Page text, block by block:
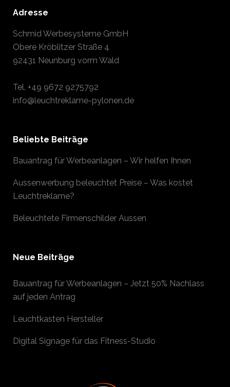
Adresse
Schmid Werbesysteme GmbH
Obere Kröblitzer Straße 4
92431 Neunburg vorm Wald
Tel. +49 9672 9275792
info@leuchtreklame-pylonen.de
Beliebte Beiträge
Bauantrag für Werbeanlagen – Wir helfen Ihnen
Aussenwerbung beleuchtet Preise – Was kostet
Leuchtreklame?
Beleuchtete Firmenschilder Aussen
Neue Beiträge
Bauantrag für Werbeanlagen – Jetzt 50% Nachlass
auf jeden Antrag
Leuchtkasten Hersteller
Digital Signage für das Fitness-Studio